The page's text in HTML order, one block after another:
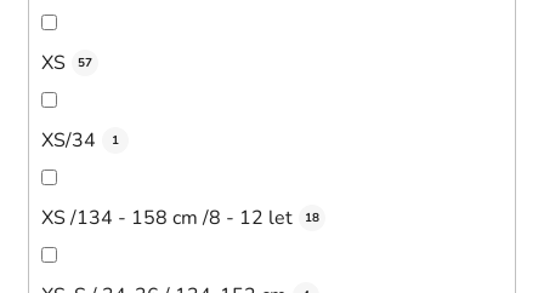
XS 57
XS/34 1
XS /134 - 158 cm /8 - 12 let 18